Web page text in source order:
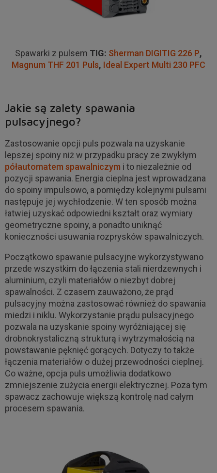
Spawarki z pulsem TIG: Sherman DIGITIG 226 P,
Magnum THF 201 Puls, Ideal Expert Multi 230 PFC
Jakie są zalety spawania
pulsacyjnego?
Zastosowanie opcji puls pozwala na uzyskanie
lepszej spoiny niż w przypadku pracy ze zwykłym
półautomatem spawalniczym i to niezależnie od
pozycji spawania. Energia cieplna jest wprowadzana
do spoiny impulsowo, a pomiędzy kolejnymi pulsami
następuje jej wychłodzenie. W ten sposób można
łatwiej uzyskać odpowiedni kształt oraz wymiary
geometryczne spoiny, a ponadto uniknąć
konieczności usuwania rozprysków spawalniczych.
Początkowo spawanie pulsacyjne wykorzystywano
przede wszystkim do łączenia stali nierdzewnych i
aluminium, czyli materiałów o niezbyt dobrej
spawalności. Z czasem zauważono, że prąd
pulsacyjny można zastosować również do spawania
miedzi i niklu. Wykorzystanie prądu pulsacyjnego
pozwala na uzyskanie spoiny wyróżniającej się
drobnokrystaliczną strukturą i wytrzymałością na
powstawanie pęknięć gorących. Dotyczy to także
łączenia materiałów o dużej przewodności cieplnej.
Co ważne, opcja puls umożliwia dodatkowo
zmniejszenie zużycia energii elektrycznej. Poza tym
spawacz zachowuje większą kontrolę nad całym
procesem spawania.